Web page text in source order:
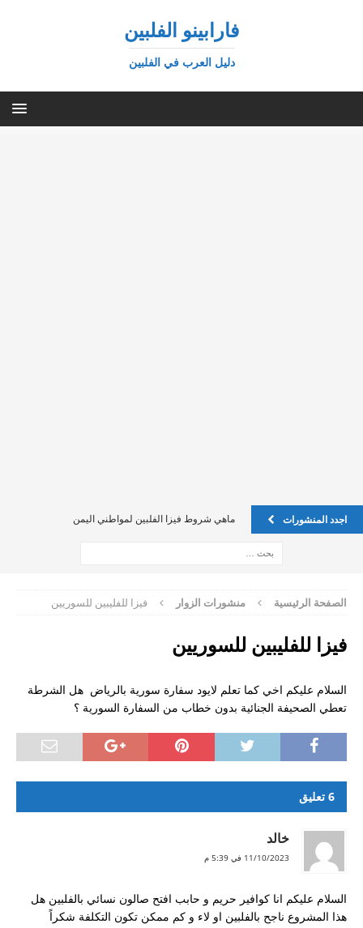
فارابينو الفلبين
دليل العرب في الفلبين
اجدد المنشورات
ماهي شروط فيزا الفلبين لمواطني اليمن
فيزا للفليبين للسوريين
الدول المسموحه لجواز الفلبين
كيف يمكن تقديم طلب on line
إستفسار حول الفيزا بالنسبة للسعوديين
صلاحية الفيزا؟
كيف احصل على شهادة العزوبية للزواج
الصفحة الرئيسية منشورات الزوار فيزا للفليبين للسوريين
فيزا للفليبين للسوريين
السلام عليكم اخي كما تعلم لايود سفارة سورية بالرياض هل الشرطة
تعطي الصحيفة الجنائية بدون خطاب من السفارة السورية ؟
6 تعليق
خالد
11/10/2023 في 5:39 م
السلام عليكم انا كوافير حريم و حابب افتح صالون نسائي بالفلبين هل
هذا المشروع ناجح بالفلبين او لاء و كم ممكن تكون التكلفة شكراً